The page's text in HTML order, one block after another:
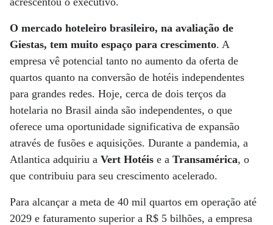
O mercado hoteleiro brasileiro, na avaliação de
Giestas, tem muito espaço para crescimento. A
empresa vê potencial tanto no aumento da oferta de
quartos quanto na conversão de hotéis independentes
para grandes redes. Hoje, cerca de dois terços da
hotelaria no Brasil ainda são independentes, o que
oferece uma oportunidade significativa de expansão
através de fusões e aquisições. Durante a pandemia, a
Atlantica adquiriu a Vert Hotéis e a Transamérica, o
que contribuiu para seu crescimento acelerado.
Para alcançar a meta de 40 mil quartos em operação até
2029 e faturamento superior a R$ 5 bilhões, a empresa